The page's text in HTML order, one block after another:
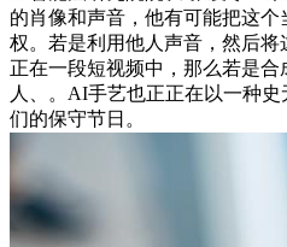
的肖像和声音，他有可能把这
权。若是利用他人声音，然后将
正在一段短视频中，那么若是
人、。AI手艺也正正在以一种
们的保守节日。